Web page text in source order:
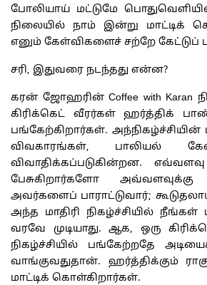
போலியாய் மட்டுமே
நிலையில் நாம் இன்று மாட்டிக்
எனும் கேள்விகளைச் சற்றே கேட்டுப்
சரி, இதுவரை நடந்தது என்ன?
கரன் ஜோஹரின் Coffee with Karan
கிரிக்கெட் வீரர்கள் ஹர்த்திக்
பங்கேற்கிறார்கள். அந்நிகழ்ச்சியின்
விவகாரங்கள், பாலியல்
விவாதிக்கப்படுகின்றன.
பேசுகிறார்களோ
அவர்களைப் பாராட்டுவார்;
அந்த மாதிரி நிகழ்ச்சியில் நீங்கள்
வரவே முடியாது. ஆக, ஒரு
நிகழ்ச்சியில் பங்கேற்றதே
வாங்குவதுதான். ஹர்த்திக்கும்
மாட்டிக் கொள்கிறார்கள்.